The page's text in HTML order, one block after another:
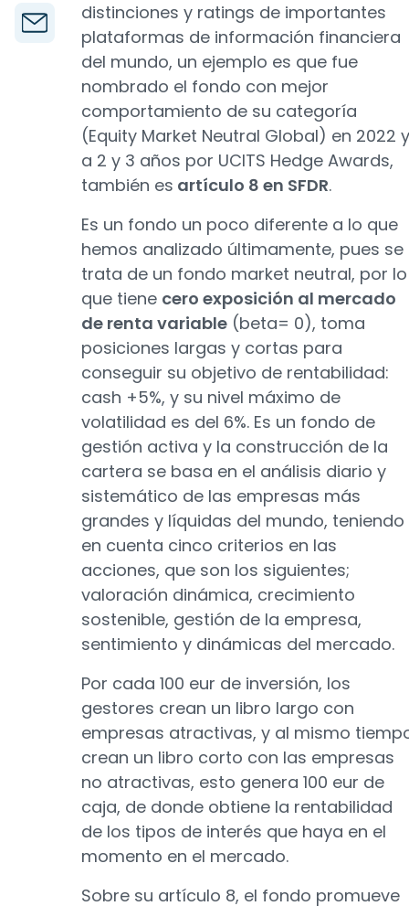
distinciones y ratings de importantes
plataformas de información financiera
del mundo, un ejemplo es que fue
nombrado el fondo con mejor
comportamiento de su categoría
(Equity Market Neutral Global) en 2022 y
a 2 y 3 años por UCITS Hedge Awards,
también es artículo 8 en SFDR.
Es un fondo un poco diferente a lo que
hemos analizado últimamente, pues se
trata de un fondo market neutral, por lo
que tiene cero exposición al mercado
de renta variable (beta= 0), toma
posiciones largas y cortas para
conseguir su objetivo de rentabilidad:
cash +5%, y su nivel máximo de
volatilidad es del 6%. Es un fondo de
gestión activa y la construcción de la
cartera se basa en el análisis diario y
sistemático de las empresas más
grandes y líquidas del mundo, teniendo
en cuenta cinco criterios en las
acciones, que son los siguientes;
valoración dinámica, crecimiento
sostenible, gestión de la empresa,
sentimiento y dinámicas del mercado.
Por cada 100 eur de inversión, los
gestores crean un libro largo con
empresas atractivas, y al mismo
crean un libro corto con las empresas
no atractivas, esto genera 100 eur de
caja, de donde obtiene la rentabilidad
de los tipos de interés que haya en el
momento en el mercado.
Sobre su artículo 8, el fondo promueve